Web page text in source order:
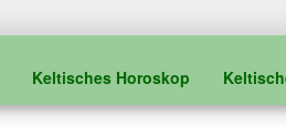
Keltisches Horoskop